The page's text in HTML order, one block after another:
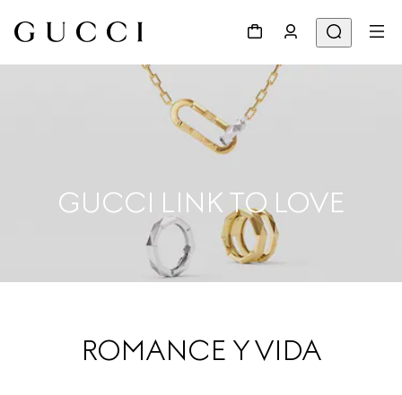
GUCCI LINK TO LOVE
ROMANCE Y VIDA